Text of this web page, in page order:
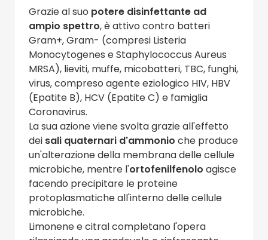
Grazie al suo potere disinfettante ad
ampio spettro, è attivo contro batteri
Gram+, Gram- (compresi Listeria
Monocytogenes e Staphylococcus Aureus
MRSA), lieviti, muffe, micobatteri, TBC, funghi,
virus, compreso agente eziologico HIV, HBV
(Epatite B), HCV (Epatite C) e famiglia
Coronavirus.
La sua azione viene svolta grazie all'effetto
dei sali quaternari d'ammonio che produce
un'alterazione della membrana delle cellule
microbiche, mentre l'ortofenilfenolo agisce
facendo precipitare le proteine
protoplasmatiche all'interno delle cellule
microbiche.
Limonene e citral completano l'opera